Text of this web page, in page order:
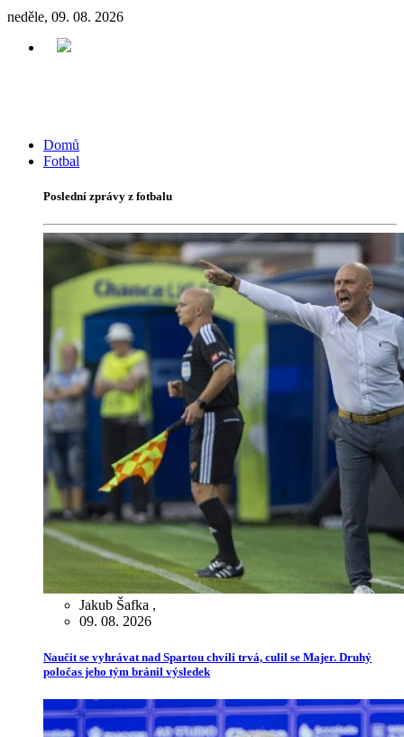
neděle, 09. 08. 2026
Domů
Fotbal
Poslední zprávy z fotbalu
Jakub Šafka ,
09. 08. 2026
Naučit se vyhrávat nad Spartou chvíli trvá, culil se Majer. Druhý
poločas jeho tým bránil výsledek